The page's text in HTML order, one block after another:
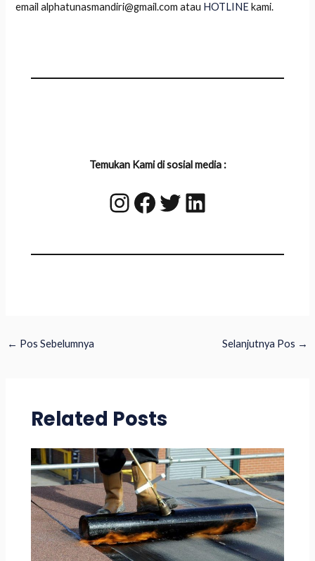
email alphatunasmandiri@gmail.com atau HOTLINEkami.
Temukan Kami di sosial media :
← Pos Sebelumnya Selanjutnya Pos →
Related Posts